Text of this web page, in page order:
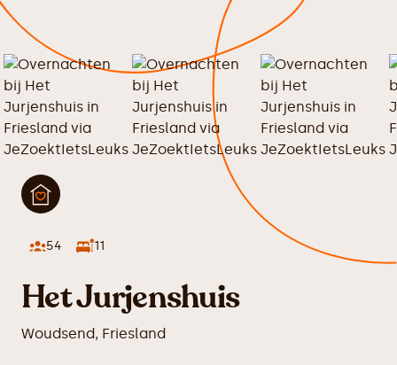
54 11
Het Jurjenshuis
Woudsend, Friesland